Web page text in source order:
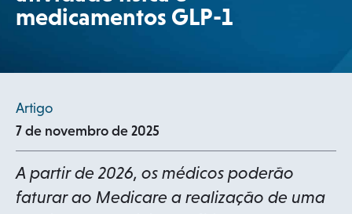
medicamentos GLP-1
Artigo
7 de novembro de 2025
A partir de 2026, os médicos poderão
faturar ao Medicare a realização de uma